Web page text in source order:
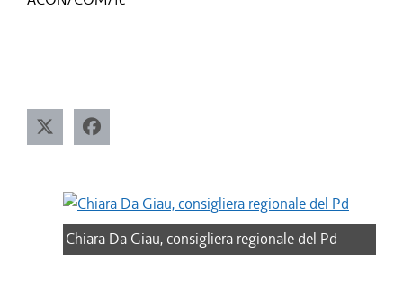
Chiara Da Giau, consigliera regionale del Pd